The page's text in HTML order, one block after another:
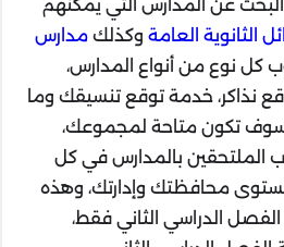
عن المدارس التي يمكنهم
الثانوية العامة وكذلكمدارس
كل نوع من أنواع المدارس،
نذاكر، خدمة توقع تنسيقك وما
سوف تكون متاحة لمجموعك،
الملتحقين بالمدارس في كل
محافظتك وإدارتك، وهذه
الدراسي الثاني فقط،